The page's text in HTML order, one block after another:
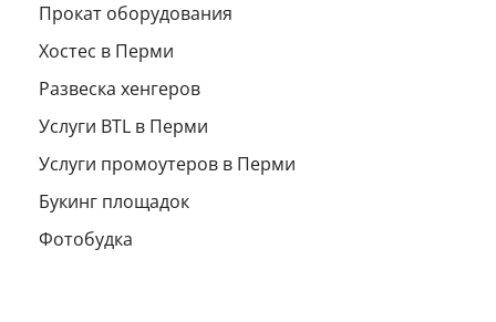
Прокат оборудования
Хостес в Перми
Развеска хенгеров
Услуги BTL в Перми
Услуги промоутеров в Перми
Букинг площадок
Фотобудка